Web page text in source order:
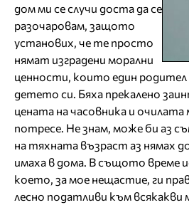
дом ми се случи доста да се
разочаровам, защото
установих, че те просто
нямат изградени морални
ценности, които един родител
детето си. Бяха прекалено
цената на часовника и
потресе. Не знам, може би аз
на тяхната възраст аз нямах
имаха в дома. В същото време
което, за мое нещастие, ги
лесно податливи към всякакви